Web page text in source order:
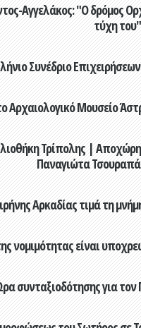
Αγγελάκος: "Ο δρόμος
τύχη του"
Συνέδριο
Μουσείο
Τρίπολης |
Παναγιώτα
Αρκαδίας τιμά τη
νομιμότητας είναι
συνταξιοδότησης για